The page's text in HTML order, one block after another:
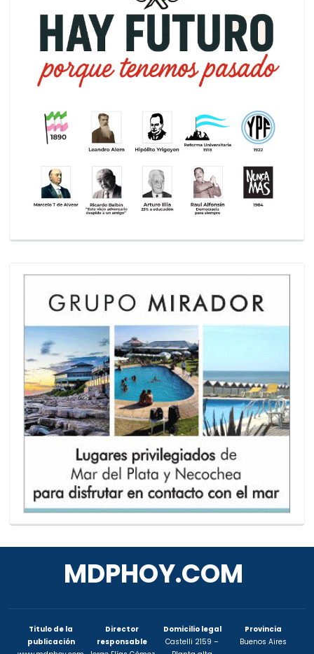
MDPHOY.COM
Titulo de la
publicación
Director
responsable
Domicilio legal
Castelli 2159 –
Provincia
Buenos Aires